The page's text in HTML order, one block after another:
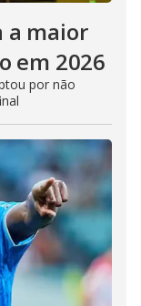
a maior
em 2026
por não